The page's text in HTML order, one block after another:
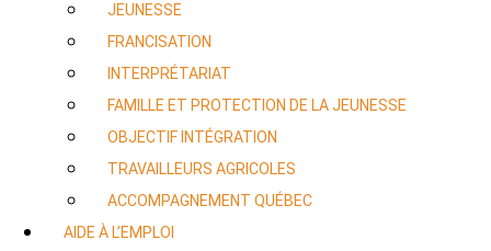
JEUNESSE
FRANCISATION
INTERPRÉTARIAT
FAMILLE ET PROTECTION DE LA JEUNESSE
OBJECTIF INTÉGRATION
TRAVAILLEURS AGRICOLES
ACCOMPAGNEMENT QUÉBEC
AIDE À L’EMPLOI